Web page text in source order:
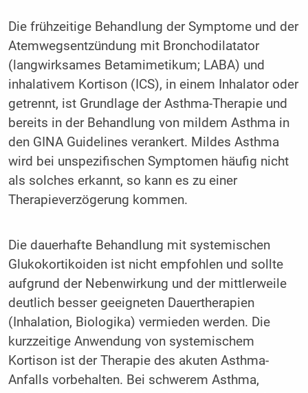
Die frühzeitige Behandlung der Symptome und der
Atemwegsentzündung mit Bronchodilatator
(langwirksames Betamimetikum; LABA) und
inhalativem Kortison (ICS), in einem Inhalator oder
getrennt, ist Grundlage der Asthma-Therapie und
bereits in der Behandlung von mildem Asthma in
den GINA Guidelines verankert. Mildes Asthma
wird bei unspezifischen Symptomen häufig nicht
als solches erkannt, so kann es zu einer
Therapieverzögerung kommen.
Die dauerhafte Behandlung mit systemischen
Glukokortikoiden ist nicht empfohlen und sollte
aufgrund der Nebenwirkung und der mittlerweile
deutlich besser geeigneten Dauertherapien
(Inhalation, Biologika) vermieden werden. Die
kurzzeitige Anwendung von systemischem
Kortison ist der Therapie des akuten Asthma-
Anfalls vorbehalten. Bei schwerem Asthma,